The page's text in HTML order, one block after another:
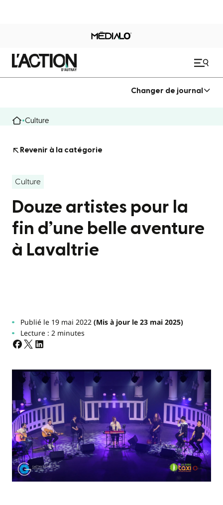
Changer de journal
Culture
Revenir à la catégorie
Culture
Douze artistes pour la
fin d’une belle aventure
à Lavaltrie
Publié le 19 mai 2022(Mis à jour le 23 mai 2025)
Lecture : 2 minutes